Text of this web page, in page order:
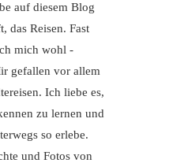
auf diesem Blog
das Reisen. Fast
mich wohl -
gefallen vor allem
Ich liebe es,
zu lernen und
so erlebe.
und Fotos von